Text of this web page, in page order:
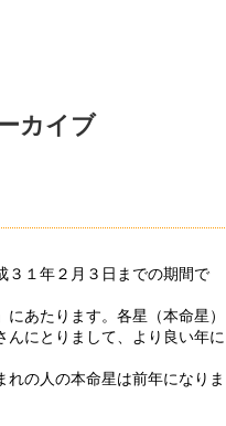
カイブ
３１年２月３日までの期間で
あたります。各星（本命星）
にとりまして、より良い年に
れの人の本命星は前年になりま